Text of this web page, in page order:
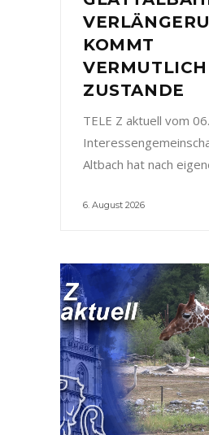
KOMMT
VERMUTLICH
ZUSTANDE
TELE Z aktuell vom
Altbach hat nach
6. August 2026